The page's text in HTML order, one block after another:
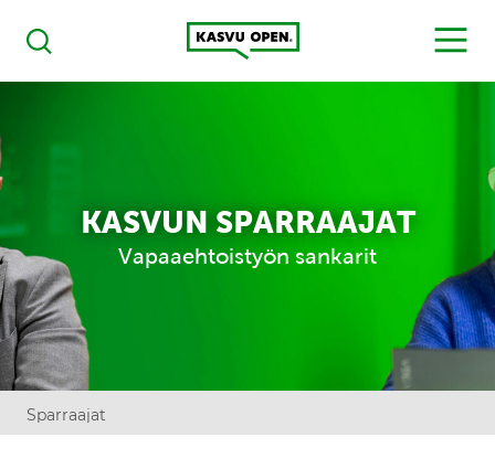
Haku
Kasvu Open
MENU
KASVUN SPARRAAJAT
Vapaaehtoistyön sankarit
Sparraajat